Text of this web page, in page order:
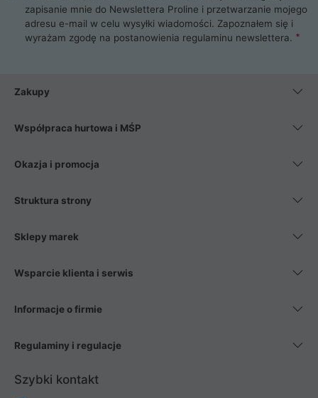
zapisanie mnie do Newslettera Proline i przetwarzanie mojego
adresu e-mail w celu wysyłki wiadomości. Zapoznałem się i
wyrażam zgodę na postanowienia regulaminu newslettera.
Zakupy
Współpraca hurtowa i MŚP
Okazja i promocja
Struktura strony
Sklepy marek
Wsparcie klienta i serwis
Informacje o firmie
Regulaminy i regulacje
Szybki kontakt